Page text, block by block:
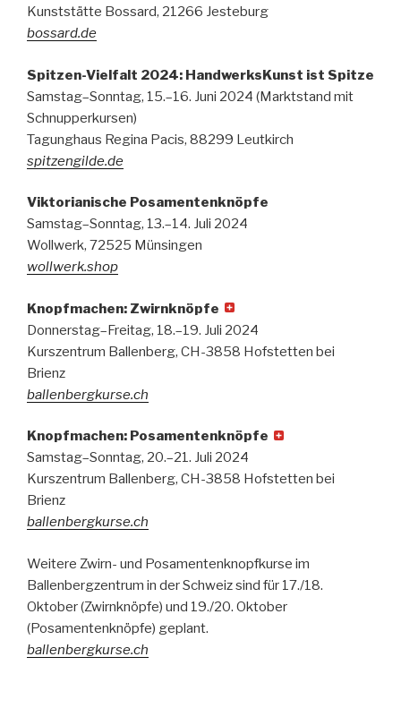
Kunststätte Bossard, 21266 Jesteburg
bossard.de
Spitzen-Vielfalt 2024: HandwerksKunst ist Spitze
Samstag–Sonntag, 15.–16. Juni 2024 (Marktstand mit
Schnupperkursen)
Tagunghaus Regina Pacis, 88299 Leutkirch
spitzengilde.de
Viktorianische Posamentenknöpfe
Samstag–Sonntag, 13.–14. Juli 2024
Wollwerk, 72525 Münsingen
wollwerk.shop
Knopfmachen: Zwirnknöpfe
Donnerstag–Freitag, 18.–19. Juli 2024
Kurszentrum Ballenberg, CH-3858 Hofstetten bei
Brienz
ballenbergkurse.ch
Knopfmachen: Posamentenknöpfe
Samstag–Sonntag, 20.–21. Juli 2024
Kurszentrum Ballenberg, CH-3858 Hofstetten bei
Brienz
ballenbergkurse.ch
Weitere Zwirn- und Posamentenknopfkurse im
Ballenbergzentrum in der Schweiz sind für 17./18.
Oktober (Zwirnknöpfe) und 19./20. Oktober
(Posamentenknöpfe) geplant.
ballenbergkurse.ch